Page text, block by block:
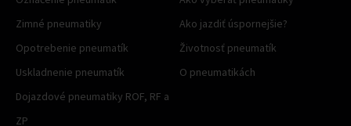
Zimné pneumatiky
Ako jazdiť úspornejšie?
Opotrebenie pneumatík
Životnosť pneumatík
Uskladnenie pneumatík
O pneumatikách
Dojazdové pneumatiky ROF, RF a
ZP